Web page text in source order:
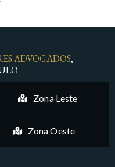
ADVOGADOS,
Zona Leste
Zona Oeste